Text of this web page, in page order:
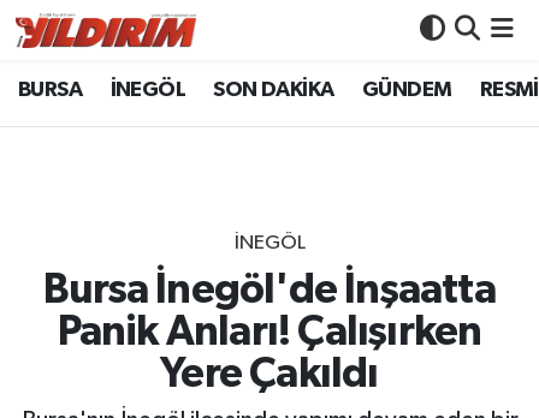
BURSA İNEGÖL SON DAKİKA GÜNDEM
İNEGÖL
Bursa İnegöl'de İnşaatta
Panik Anları! Çalışırken
Yere Çakıldı
BURSA
GÜNDEM
RESMİ İLANLAR
Bursa Nöbetçi Eczaneler
Bursa Trafik Yoğunluk Haritası
Süper Lig Puan Durumu ve Fikstür